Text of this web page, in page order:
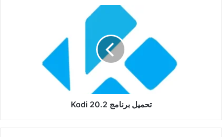
تحميل برنامج Kodi 20.2